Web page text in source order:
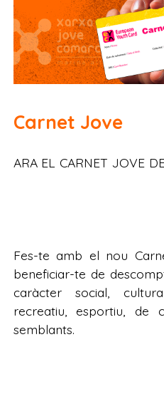
Carnet Jove
ARA EL CARNET JOVE
Fes-te amb el nou
beneficiar-te de
caràcter social,
recreatiu, esportiu, de